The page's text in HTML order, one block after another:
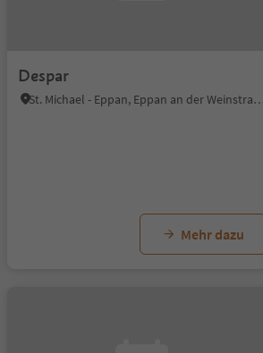
Despar
St. Michael - Eppan, Eppan an der Weinstraße, Südtiroler Weinstraße
Mehr dazu